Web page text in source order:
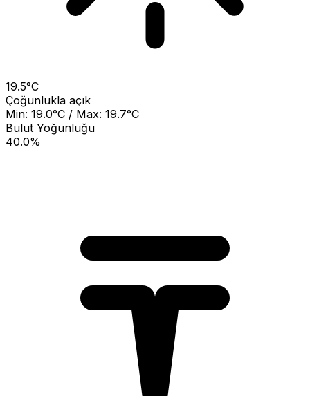
19.5°C
Çoğunlukla açık
Min: 19.0°C / Max: 19.7°C
Bulut Yoğunluğu
40.0%